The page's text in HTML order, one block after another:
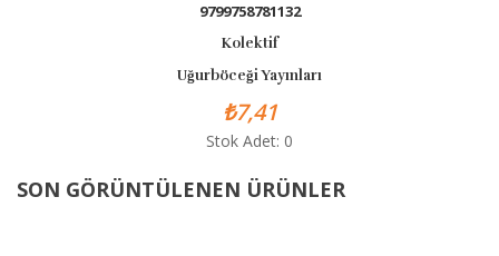
9799758781132
Kolektif
Uğurböceği Yayınları
₺7,41
Stok Adet: 0
SON GÖRÜNTÜLENEN ÜRÜNLER